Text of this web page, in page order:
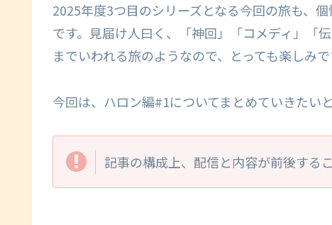
2025年度3つ目のシリーズとなる今回の旅も、
です。見届け人曰く、「神回」「コメディ」「
までいわれる旅のようなので、とっても楽しみで
今回は、ハロン編#1についてまとめていきたいと
記事の構成上、配信と内容が前後する